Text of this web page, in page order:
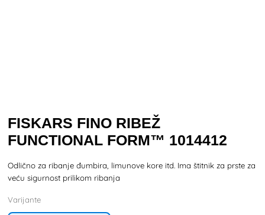
FISKARS FINO RIBEŽ
FUNCTIONAL FORM™ 1014412
Odlično za ribanje đumbira, limunove kore itd. Ima štitnik za prste za
veću sigurnost prilikom ribanja
Varijante